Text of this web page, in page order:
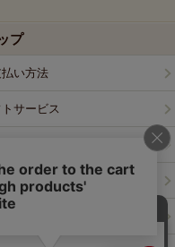
プ
払い方法
サービス
取引法に基づく表記